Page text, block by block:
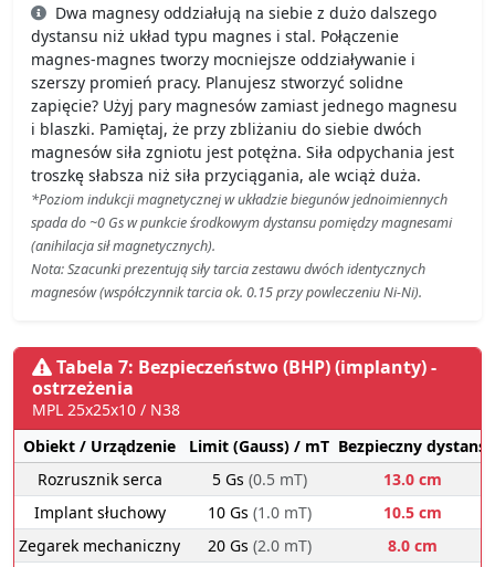
Dwa magnesy oddziałują na siebie z dużo dalszego
dystansu niż układ typu magnes i stal. Połączenie
magnes-magnes tworzy mocniejsze oddziaływanie i
szerszy promień pracy. Planujesz stworzyć solidne
zapięcie? Użyj pary magnesów zamiast jednego magnesu
i blaszki. Pamiętaj, że przy zbliżaniu do siebie dwóch
magnesów siła zgniotu jest potężna. Siła odpychania jest
troszkę słabsza niż siła przyciągania, ale wciąż duża.
*Poziom indukcji magnetycznej w układzie biegunów jednoimiennych
spada do ~0 Gs w punkcie środkowym dystansu pomiędzy magnesami
(anihilacja sił magnetycznych).
Nota: Szacunki prezentują siły tarcia zestawu dwóch identycznych
magnesów (współczynnik tarcia ok. 0.15 przy powleczeniu Ni-Ni).
Tabela 7: Bezpieczeństwo (BHP) (implanty) -
ostrzeżenia
MPL 25x25x10 / N38
Obiekt / Urządzenie
Limit (Gauss) / mT Bezpieczny dystans
Rozrusznik serca
5 Gs (0.5 mT)
13.0 cm
Implant słuchowy
10 Gs (1.0 mT)
10.5 cm
Zegarek mechaniczny
20 Gs (2.0 mT)
8.0 cm